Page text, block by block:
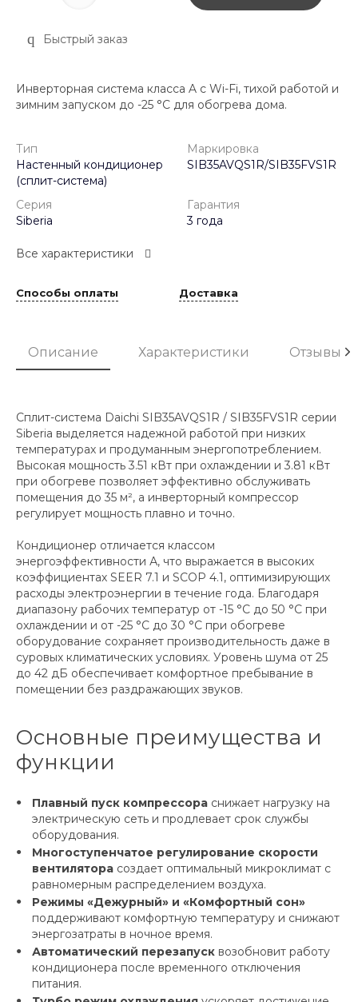
Быстрый заказ
Инверторная система класса A с Wi-Fi, тихой работой и
зимним запуском до -25 °C для обогрева дома.
Тип
Настенный кондиционер
(сплит-система)
Маркировка
SIB35AVQS1R/SIB35FVS1R
Серия
Siberia
Гарантия
3 года
Все характеристики
Способы оплаты Доставка
Описание Характеристики Отзывы
Сплит-система Daichi SIB35AVQS1R / SIB35FVS1R серии
Siberia выделяется надежной работой при низких
температурах и продуманным энергопотреблением.
Высокая мощность 3.51 кВт при охлаждении и 3.81 кВт
при обогреве позволяет эффективно обслуживать
помещения до 35 м², а инверторный компрессор
регулирует мощность плавно и точно.
Кондиционер отличается классом
энергоэффективности А, что выражается в высоких
коэффициентах SEER 7.1 и SCOP 4.1, оптимизирующих
расходы электроэнергии в течение года. Благодаря
диапазону рабочих температур от -15 °C до 50 °C при
охлаждении и от -25 °C до 30 °C при обогреве
оборудование сохраняет производительность даже в
суровых климатических условиях. Уровень шума от 25
до 42 дБ обеспечивает комфортное пребывание в
помещении без раздражающих звуков.
Основные преимущества и
функции
Плавный пуск компрессора снижает нагрузку на
электрическую сеть и продлевает срок службы
оборудования.
Многоступенчатое регулирование скорости
вентилятора создает оптимальный микроклимат с
равномерным распределением воздуха.
Режимы «Дежурный» и «Комфортный сон»
поддерживают комфортную температуру и снижают
энергозатраты в ночное время.
Автоматический перезапуск возобновит работу
кондиционера после временного отключения
питания.